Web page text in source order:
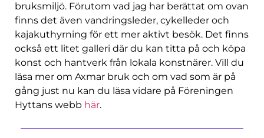
bruksmiljö. Förutom vad jag har berättat om ovan
finns det även vandringsleder, cykelleder och
kajakuthyrning för ett mer aktivt besök. Det finns
också ett litet galleri där du kan titta på och köpa
konst och hantverk från lokala konstnärer. Vill du
läsa mer om Axmar bruk och om vad som är på
gång just nu kan du läsa vidare på Föreningen
Hyttans webb här.